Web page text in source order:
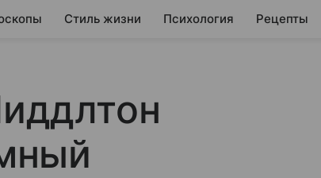
Стиль жизни Психология Рецепты